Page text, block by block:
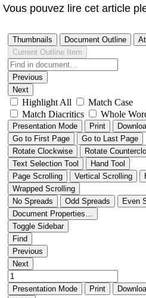
Vous pouvez lire cet article